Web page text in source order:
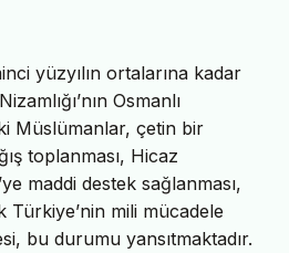
yüzyılın ortalarına kadar
Osmanlı
Müslümanlar, çetin bir
toplanması, Hicaz
maddi destek sağlanması,
Türkiye’nin mili mücadele
bu durumu yansıtmaktadır.